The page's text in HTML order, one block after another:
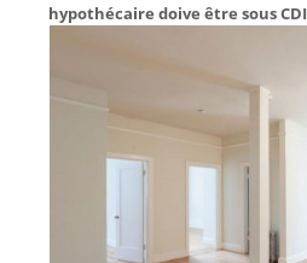
hypothécaire doive être sous CDI